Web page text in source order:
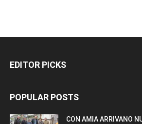
EDITOR PICKS
POPULAR POSTS
CON AMIA ARRIVANO